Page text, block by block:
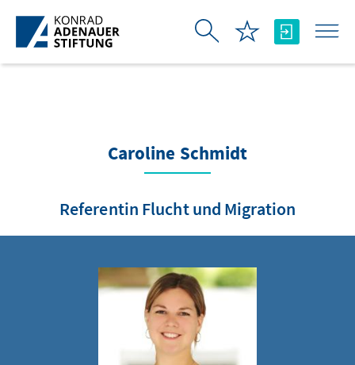
Skip to Main Content
Caroline Schmidt
Referentin Flucht und Migration